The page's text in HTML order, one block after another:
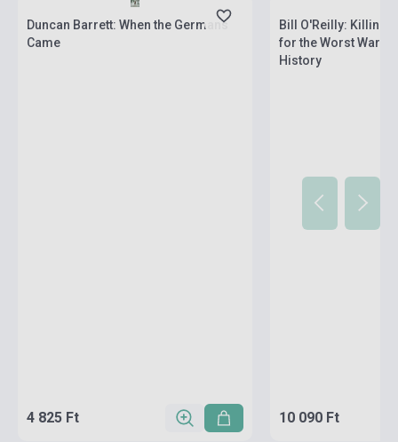
Duncan Barrett: When the Germans
Came
4 825 Ft
Bill O'Reilly: Killing
for the Worst War
History
10 090 Ft